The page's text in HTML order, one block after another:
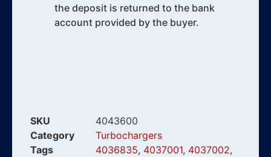
the deposit is returned to the bank
account provided by the buyer.
SKU
4043600
Category
Turbochargers
Tags
4036835, 4037001, 4037002,